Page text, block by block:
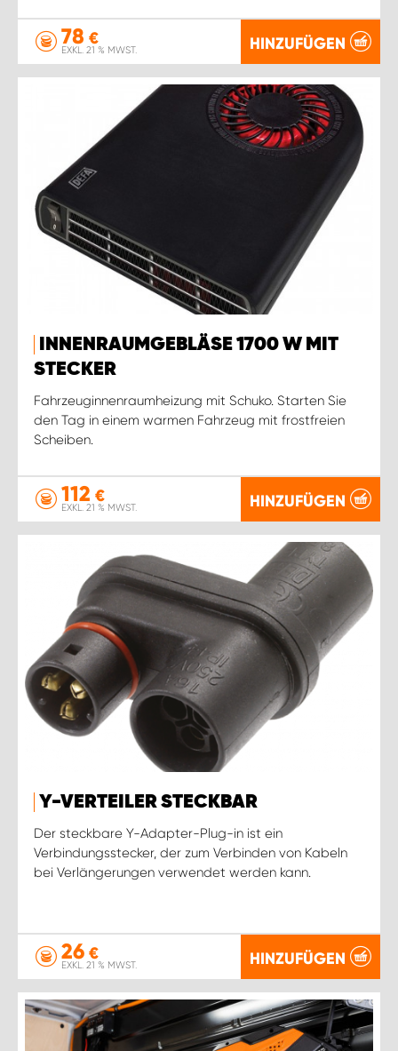
78 €
EXKL. 21 % MWST. HINZUFÜGEN
INNENRAUMGEBLÄSE 1700 W MIT
STECKER
Fahrzeuginnenraumheizung mit Schuko. Starten Sie
den Tag in einem warmen Fahrzeug mit frostfreien
Scheiben.
112 €
EXKL. 21 % MWST. HINZUFÜGEN
Y-VERTEILER STECKBAR
Der steckbare Y-Adapter-Plug-in ist ein
Verbindungsstecker, der zum Verbinden von Kabeln
bei Verlängerungen verwendet werden kann.
26 €
EXKL. 21 % MWST. HINZUFÜGEN